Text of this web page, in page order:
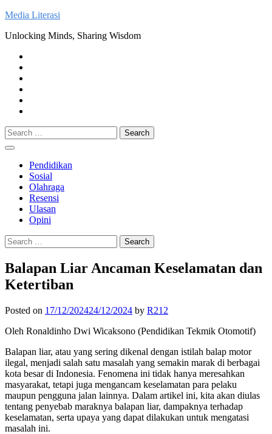
Skip
content
Media Literasi
Unlocking Minds, Sharing Wisdom
Search
for:
Pendidikan
Sosial
Olahraga
Resensi
Ulasan
Opini
Search
for:
Balapan Liar Ancaman Keselamatan dan
Ketertiban
Posted on 17/12/202424/12/2024 by R212
Oleh Ronaldinho Dwi Wicaksono (Pendidikan Tekmik Otomotif)
Balapan liar, atau yang sering dikenal dengan istilah balap motor
ilegal, menjadi salah satu masalah yang semakin marak di berbagai
kota besar di Indonesia. Fenomena ini tidak hanya meresahkan
masyarakat, tetapi juga mengancam keselamatan para pelaku
maupun pengguna jalan lainnya. Dalam artikel ini, kita akan diulas
tentang penyebab maraknya balapan liar, dampaknya terhadap
keselamatan, serta upaya yang dapat dilakukan untuk mengatasi
masalah ini.